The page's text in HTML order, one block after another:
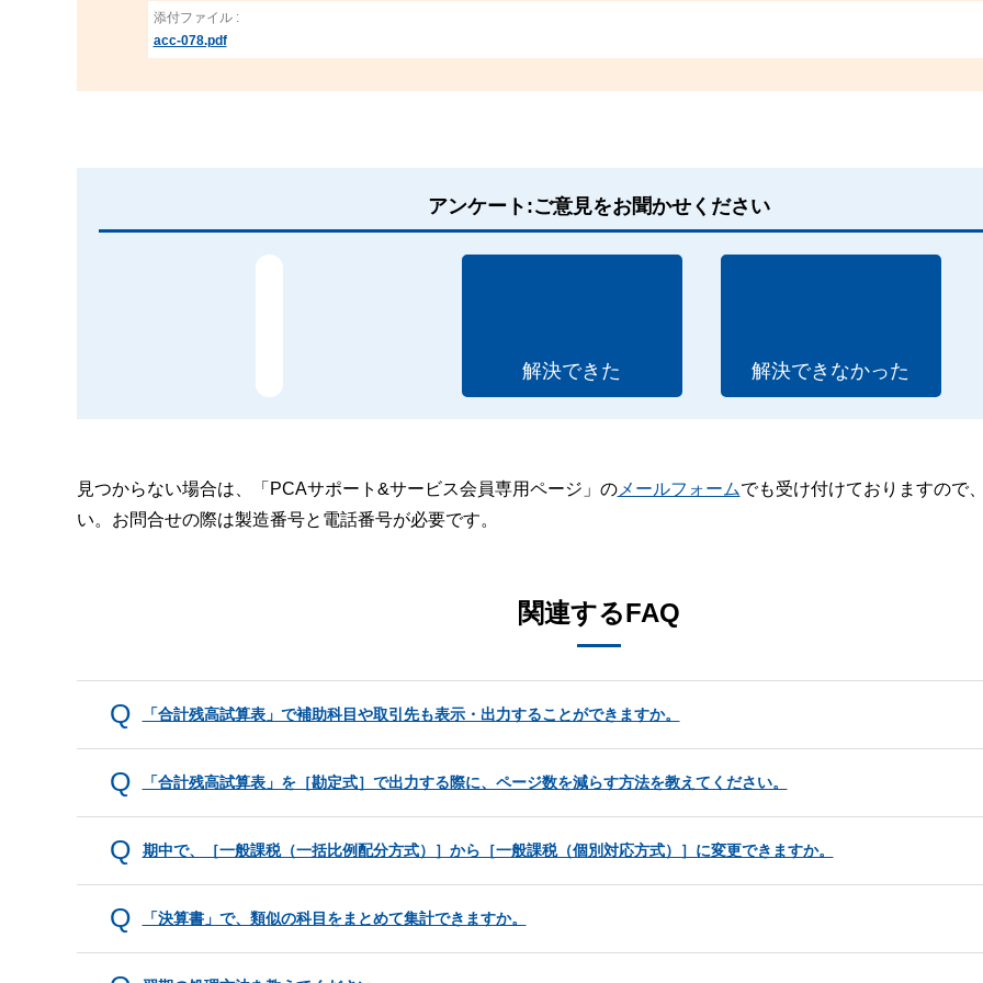
添付ファイル :
acc-078.pdf
アンケート:ご意見をお聞かせください
解決できた 解決できなかった
見つからない場合は、「PCAサポート&サービス会員専用ページ」のメールフォームでも受け付けておりますので
い。お問合せの際は製造番号と電話番号が必要です。
関連するFAQ
「合計残高試算表」で補助科目や取引先も表示・出力することができますか。
「合計残高試算表」を［勘定式］で出力する際に、ページ数を減らす方法を教えてください。
期中で、［一般課税（一括比例配分方式）］から［一般課税（個別対応方式）］に変更できますか。
「決算書」で、類似の科目をまとめて集計できますか。